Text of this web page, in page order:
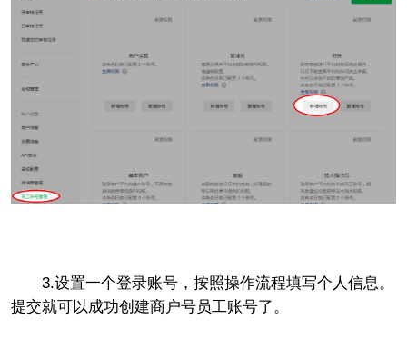
3.设置一个登录账号，按照操作流程填写个人信息。
提交就可以成功创建商户号员工账号了。